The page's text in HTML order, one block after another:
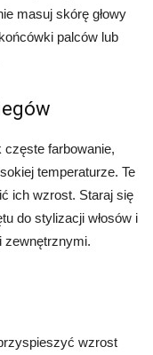
masuj skórę głowy
palców lub
farbowanie,
temperaturze. Te
ich wzrost. Staraj się
do stylizacji włosów i
zewnętrznymi.
wzrost